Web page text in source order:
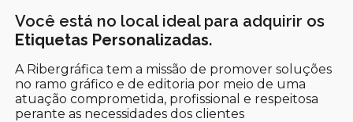
Você está no local ideal para adquirir os
Etiquetas Personalizadas.
A Ribergráfica tem a missão de promover soluções
no ramo gráfico e de editoria por meio de uma
atuação comprometida, profissional e respeitosa
perante as necessidades dos clientes